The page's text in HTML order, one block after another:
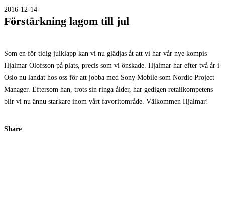
2016-12-14
Förstärkning lagom till jul
Som en för tidig julklapp kan vi nu glädjas åt att vi har vår nye kompis
Hjalmar Olofsson på plats, precis som vi önskade. Hjalmar har efter två år i
Oslo nu landat hos oss för att jobba med Sony Mobile som Nordic Project
Manager. Eftersom han, trots sin ringa ålder, har gedigen retailkompetens
blir vi nu ännu starkare inom vårt favoritområde. Välkommen Hjalmar!
Share